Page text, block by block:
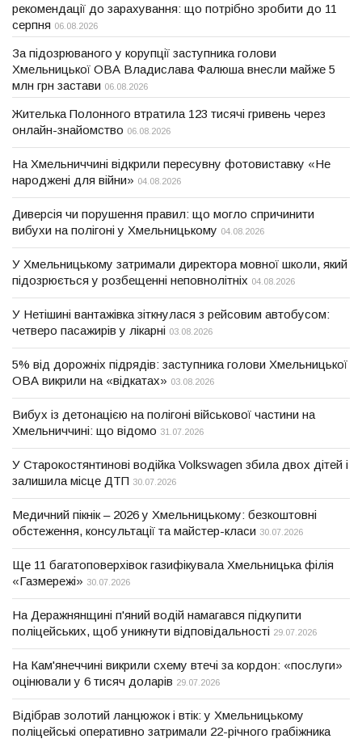
рекомендації до зарахування: що потрібно зробити до 11
серпня 06.08.2026
За підозрюваного у корупції заступника голови
Хмельницької ОВА Владислава Фалюша внесли майже 5
млн грн застави 06.08.2026
Жителька Полонного втратила 123 тисячі гривень через
онлайн-знайомство 06.08.2026
На Хмельниччині відкрили пересувну фотовиставку «Не
народжені для війни» 04.08.2026
Диверсія чи порушення правил: що могло спричинити
вибухи на полігоні у Хмельницькому 04.08.2026
У Хмельницькому затримали директора мовної школи, який
підозрюється у розбещенні неповнолітніх 04.08.2026
У Нетішині вантажівка зіткнулася з рейсовим автобусом:
четверо пасажирів у лікарні 03.08.2026
5% від дорожніх підрядів: заступника голови Хмельницької
ОВА викрили на «відкатах» 03.08.2026
Вибух із детонацією на полігоні військової частини на
Хмельниччині: що відомо 31.07.2026
У Старокостянтинові водійка Volkswagen збила двох дітей і
залишила місце ДТП 30.07.2026
Медичний пікнік – 2026 у Хмельницькому: безкоштовні
обстеження, консультації та майстер-класи 30.07.2026
Ще 11 багатоповерхівок газифікувала Хмельницька філія
«Газмережі» 30.07.2026
На Деражнянщині п'яний водій намагався підкупити
поліцейських, щоб уникнути відповідальності 29.07.2026
На Кам'янеччині викрили схему втечі за кордон: «послуги»
оцінювали у 6 тисяч доларів 29.07.2026
Відібрав золотий ланцюжок і втік: у Хмельницькому
поліцейські оперативно затримали 22-річного грабіжника